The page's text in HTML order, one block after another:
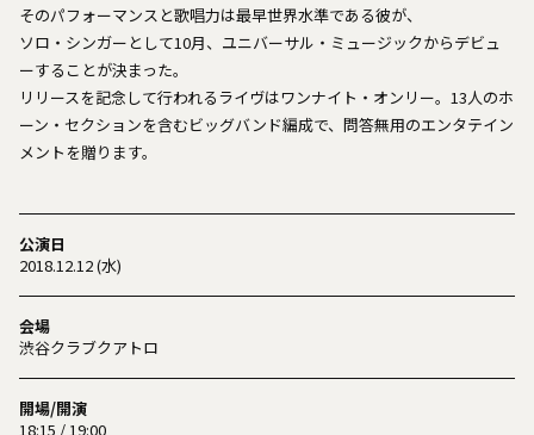
そのパフォーマンスと歌唱力は最早世界水準である彼が、
ソロ・シンガーとして10月、ユニバーサル・ミュージックからデビュ
ーすることが決まった。
リリースを記念して行われるライヴはワンナイト・オンリー。13人のホ
ーン・セクションを含むビッグバンド編成で、問答無用のエンタテイン
メントを贈ります。
公演日
2018.12.12 (水)
会場
渋谷クラブクアトロ
開場/開演
18:15 / 19:00